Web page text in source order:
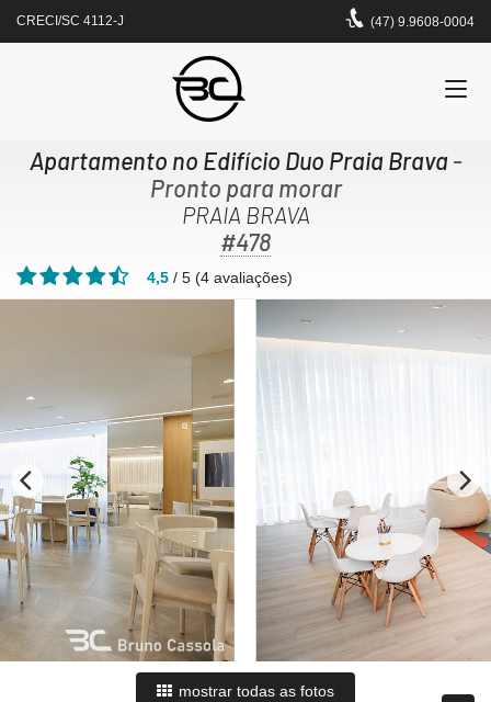
CRECI/SC 4112-J (47) 9.9608-0004
Apartamento no Edifício Duo Praia Brava-
Pronto para morar
PRAIA BRAVA
#478
4,5 / 5 (4 avaliações)
mostrar todas as fotos